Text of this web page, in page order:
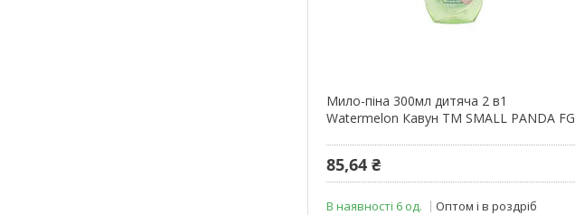
Мило-піна 300мл дитяча 2 в1
Watermelon Кавун ТМ SMALL PANDA FG
85,64 ₴
В наявності 6 од. Оптом і в роздріб